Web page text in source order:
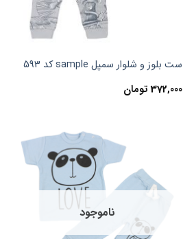
ست بلوز و شلوار سمپل sample کد 593
372,000تومان
ناموجود